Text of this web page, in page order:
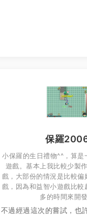
保羅
小保羅的生日禮物^^，算是
遊戲。基本上我比較少製
戲，大部份的情況是比較偏
戲，因為和益智小遊戲比較
多的時間來開發
不過經過這次的嘗試，也